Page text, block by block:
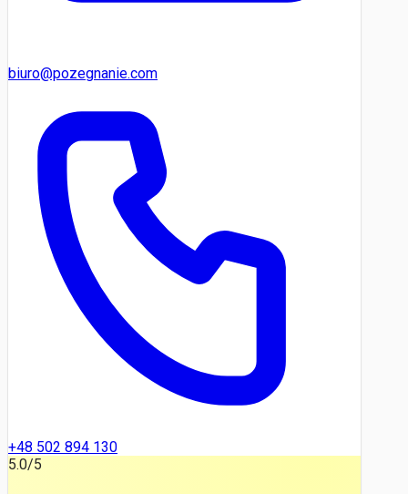
biuro@pozegnanie.com
+48 502 894 130
5.0/5